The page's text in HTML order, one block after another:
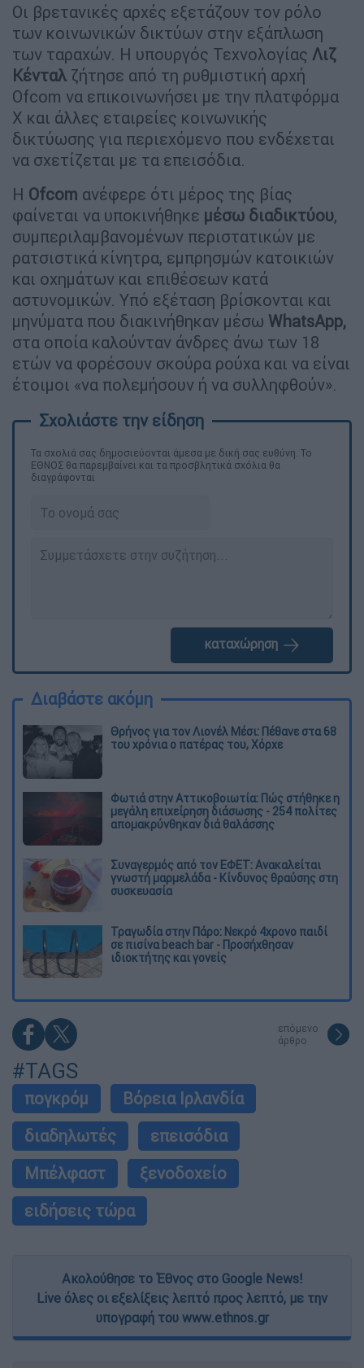
Οι βρετανικές αρχές εξετάζουν τον ρόλο
των κοινωνικών δικτύων στην εξάπλωση
των ταραχών. Η υπουργός Τεχνολογίας Λιζ
Κένταλ ζήτησε από τη ρυθμιστική αρχή
Ofcom να επικοινωνήσει με την πλατφόρμα
X και άλλες εταιρείες κοινωνικής
δικτύωσης για περιεχόμενο που ενδέχεται
να σχετίζεται με τα επεισόδια.
Η Ofcom ανέφερε ότι μέρος της βίας
φαίνεται να υποκινήθηκε μέσω διαδικτύου,
συμπεριλαμβανομένων περιστατικών με
ρατσιστικά κίνητρα, εμπρησμών κατοικιών
και οχημάτων και επιθέσεων κατά
αστυνομικών. Υπό εξέταση βρίσκονται και
μηνύματα που διακινήθηκαν μέσω WhatsApp,
στα οποία καλούνταν άνδρες άνω των 18
ετών να φορέσουν σκούρα ρούχα και να είναι
έτοιμοι «να πολεμήσουν ή να συλληφθούν».
Τα σχολιά σας δημοσιεύονται άμεσα με δική σας ευθύνη. Το
ΕΘΝΟΣ θα παρεμβαίνει και τα προσβλητικά σχόλια θα
διαγράφονται
καταχώρηση
Διαβάστε ακόμη
Θρήνος για τον Λιονέλ Μέσι: Πέθανε στα 68
του χρόνια ο πατέρας του, Χόρχε
Φωτιά στην Αττικοβοιωτία: Πώς στήθηκε η
μεγάλη επιχείρηση διάσωσης - 254 πολίτες
απομακρύνθηκαν διά θαλάσσης
Συναγερμός από τον ΕΦΕΤ: Ανακαλείται
γνωστή μαρμελάδα - Κίνδυνος θραύσης στη
συσκευασία
Τραγωδία στην Πάρο: Νεκρό 4χρονο παιδί
σε πισίνα beach bar - Προσήχθησαν
ιδιοκτήτης και γονείς
επόμενο
άρθρο
#TAGS
πογκρόμ
Βόρεια Ιρλανδία
διαδηλωτές
επεισόδια
Μπέλφαστ
ξενοδοχείο
ειδήσεις τώρα
Ακολούθησε το Έθνος στο Google News!
Live όλες οι εξελίξεις λεπτό προς λεπτό, με την
υπογραφή του www.ethnos.gr